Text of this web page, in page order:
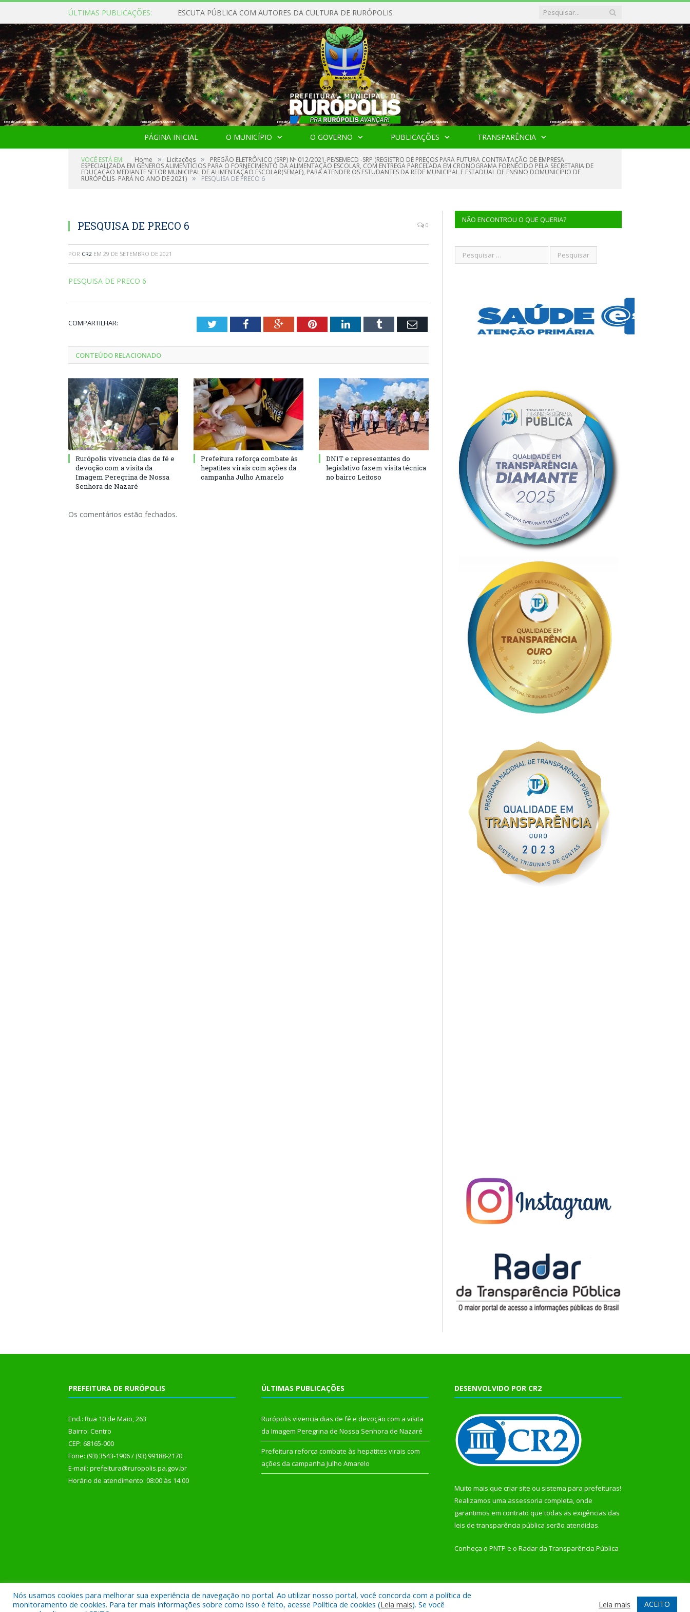
ÚLTIMAS PUBLICAÇÕES: ESCUTA PÚBLICA COM AUTORES DA CULTURA DE RURÓPOLIS
PÁGINA INICIAL O MUNICÍPIO O GOVERNO PUBLICAÇÕES TRANSPARÊNCIA
VOCÊ ESTÁ EM: Home » Licitações » PREGÃO ELETRÔNICO (SRP) Nº 012/2021-PE/SEMECD -SRP (REGISTRO DE PREÇOS PARA FUTURA CONTRATAÇÃO DE EMPRESA
ESPECIALIZADA EM GÊNEROS ALIMENTÍCIOS PARA O FORNECIMENTO DA ALIMENTAÇÃO ESCOLAR, COM ENTREGA PARCELADA EM CRONOGRAMA FORNECIDO PELA SECRETARIA DE
EDUCAÇÃO MEDIANTE SETOR MUNICIPAL DE ALIMENTAÇÃO ESCOLAR(SEMAE), PARA ATENDER OS ESTUDANTES DA REDE MUNICIPAL E ESTADUAL DE ENSINO DOMUNICÍPIO DE
RURÓPOLIS- PARÁ NO ANO DE 2021) » PESQUISA DE PRECO 6
PESQUISA DE PRECO 6 0
POR CR2 EM 29 DE SETEMBRO DE 2021
PESQUISA DE PRECO 6
COMPARTILHAR: TwitterFacebookGoogle+PinterestLinkedInTumblr Email
CONTEÚDO RELACIONADO
Rurópolis vivencia dias de fé e
devoção com a visita da
Imagem Peregrina de Nossa
Senhora de Nazaré
Prefeitura reforça combate às
hepatites virais com ações da
campanha Julho Amarelo
DNIT e representantes do
legislativo fazem visita técnica
no bairro Leitoso
Os comentários estão fechados.
NÃO ENCONTROU O QUE QUERIA?
PREFEITURA DE RURÓPOLIS
End.: Rua 10 de Maio, 263
Bairro: Centro
CEP: 68165-000
Fone: (93) 3543-1906 / (93) 99188-2170
E-mail: prefeitura@ruropolis.pa.gov.br
Horário de atendimento: 08:00 às 14:00
ÚLTIMAS PUBLICAÇÕES
Rurópolis vivencia dias de fé e devoção com a visita
da Imagem Peregrina de Nossa Senhora de Nazaré
Prefeitura reforça combate às hepatites virais com
ações da campanha Julho Amarelo
DESENVOLVIDO POR CR2
Muito mais que criar site ou sistema para prefeituras!
Realizamos uma assessoria completa, onde
garantimos em contrato que todas as exigências das
leis de transparência pública serão atendidas.
Conheça o PNTP e o Radar da Transparência Pública
Todos os direitos reservados a Prefeitura Municipal de Rurópolis. Mapa do Site Acessar Webmail
Nós usamos cookies para melhorar sua experiência de navegação no portal. Ao utilizar nosso portal, você concorda com a política de
monitoramento de cookies. Para ter mais informações sobre como isso é feito, acesse Política de cookies (Leia mais). Se você
Leia mais ACEITO